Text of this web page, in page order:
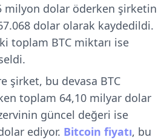
milyon dolar öderken şirketin
dolar olarak kaydedildi.
toplam BTC miktarı ise
şirket, bu devasa BTC
toplam 64,10 milyar dolar
güncel değeri ise
ediyor. Bitcoin fiyatı, bu